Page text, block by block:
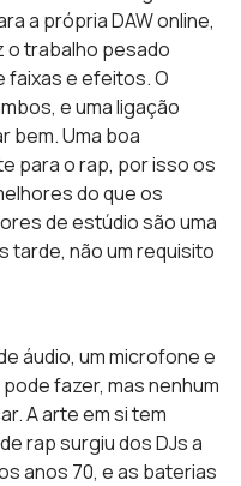
a própria DAW online,
o trabalho pesado
faixas e efeitos. O
e uma ligação
bem. Uma boa
para o rap, por isso os
do que os
de estúdio são uma
tarde, não um requisito
áudio, um microfone e
fazer, mas nenhum
A arte em si tem
rap surgiu dos DJs a
anos 70, e as baterias